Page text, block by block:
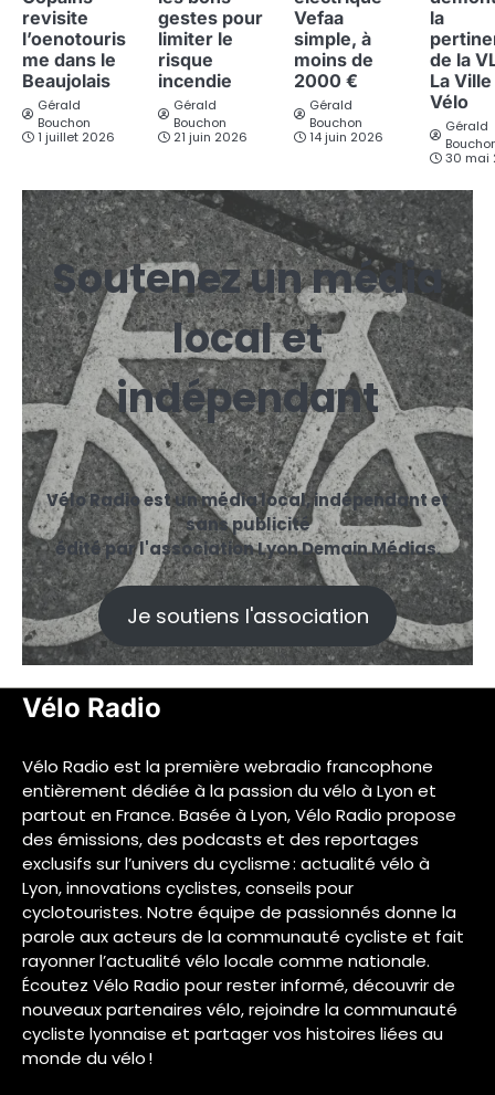
revisite
l’oenotouris
me dans le
Beaujolais
Gérald
Bouchon
1 juillet 2026
gestes pour
limiter le
risque
incendie
Gérald
Bouchon
21 juin 2026
Vefaa
simple, à
moins de
2000 €
Gérald
Bouchon
14 juin 2026
la
de la
La Ville
Vélo
Gérald
30 mai
Soutenez un média
local et
indépendant
Vélo Radio est un média local, indépendant et
sans publicité
édité par l'association Lyon Demain Médias.
Je soutiens l'association
Vélo Radio
Vélo Radio est la première webradio francophone
entièrement dédiée à la passion du vélo à Lyon et
partout en France. Basée à Lyon, Vélo Radio propose
des émissions, des podcasts et des reportages
exclusifs sur l’univers du cyclisme : actualité vélo à
Lyon, innovations cyclistes, conseils pour
cyclotouristes. Notre équipe de passionnés donne la
parole aux acteurs de la communauté cycliste et fait
rayonner l’actualité vélo locale comme nationale.
Écoutez Vélo Radio pour rester informé, découvrir de
nouveaux partenaires vélo, rejoindre la communauté
cycliste lyonnaise et partager vos histoires liées au
monde du vélo !